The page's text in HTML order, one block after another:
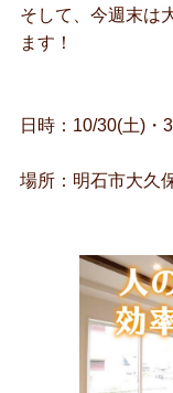
そして、今週末は
ます！
日時：10/30(土)
場所：明石市大久